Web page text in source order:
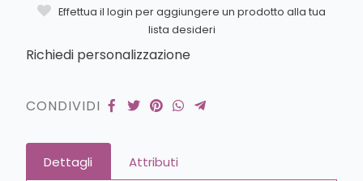
Effettua il login per aggiungere un prodotto alla tua
lista desideri
Richiedi personalizzazione
CONDIVIDI
Dettagli Attributi